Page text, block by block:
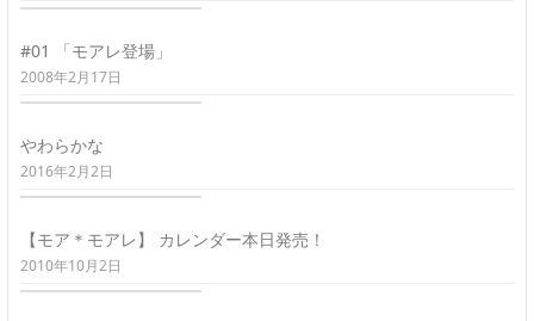
#01 「モアレ登場」
2008年2月17日
やわらかな
2016年2月2日
【モア＊モアレ】 カレンダー本日発売！
2010年10月2日